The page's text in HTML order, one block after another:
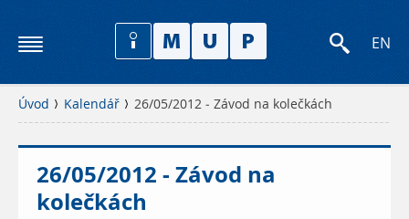
EN
Úvod Kalendář 26/05/2012 - Závod na kolečkách
26/05/2012 - Závod na
kolečkách